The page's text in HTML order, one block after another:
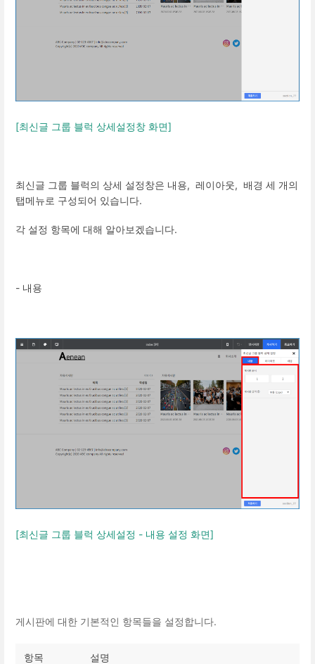
[최신글 그룹 블럭 상세설정창 화면]
최신글 그룹 블럭의 상세 설정창은 내용, 레이아웃, 배경 세 개의
탭메뉴로 구성되어 있습니다.
각 설정 항목에 대해 알아보겠습니다.
- 내용
[최신글 그룹 블럭 상세설정 - 내용 설정 화면]
게시판에 대한 기본적인 항목들을 설정합니다.
항목 설명